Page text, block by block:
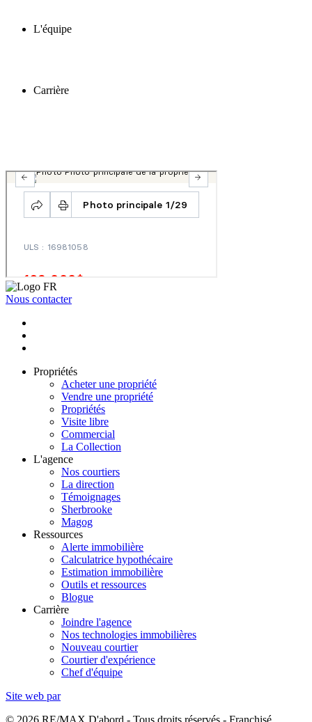
L'équipe
Carrière
Nous contacter
Propriétés
Acheter une propriété
Vendre une propriété
Propriétés
Visite libre
Commercial
La Collection
L'agence
Nos courtiers
La direction
Témoignages
Sherbrooke
Magog
Ressources
Alerte immobilière
Calculatrice hypothécaire
Estimation immobilière
Outils et ressources
Blogue
Carrière
Joindre l'agence
Nos technologies immobilières
Nouveau courtier
Courtier d'expérience
Chef d'équipe
Site web par
© 2026 RE/MAX D'abord - Tous droits réservés - Franchisé